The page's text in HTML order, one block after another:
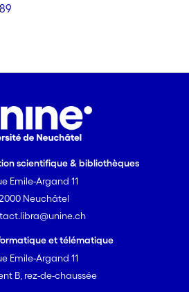
scientifique & bibliothèques
Emile-Argand 11
Neuchâtel
et télématique
Emile-Argand 11
B, rez-de-chaussée